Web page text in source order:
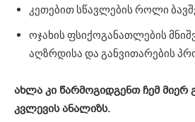
კეთებით სწავლების როლი
ოჯახის ფსიქოგანათლების
აღზრდისა და განვითარების
ახლა კი წარმოგიდგენთ ჩემ მიერ
კვლევის ანალიზს.